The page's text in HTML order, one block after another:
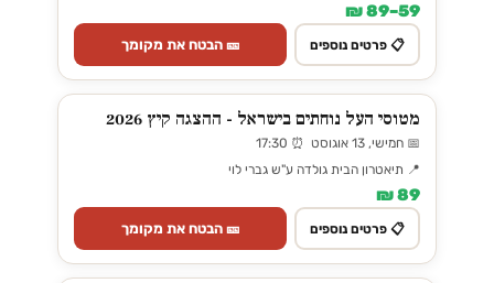
59–89 ₪
📋 פרטים נוספים 🎫 הבטח את מקומך
מטוסי העל נוחתים בישראל - ההצגה קיץ 2026
📅 חמישי, 13 אוגוסט ⏰ 17:30
📍 תיאטרון הבית גולדה ע"ש גברי לוי
89 ₪
📋 פרטים נוספים 🎫 הבטח את מקומך